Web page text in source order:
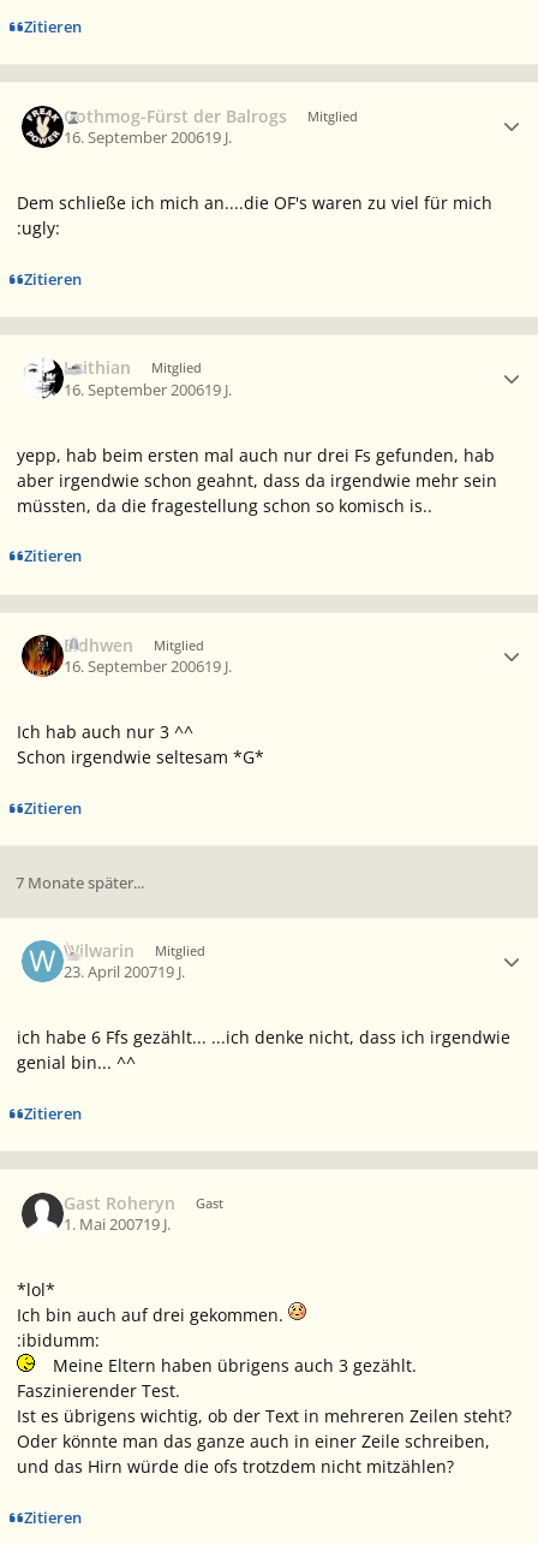
Zitieren
Gothmog-Fürst der Balrogs Mitglied
16. September 200619 J.
Dem schließe ich mich an....die OF's waren zu viel für mich
:ugly:
Zitieren
Leithian Mitglied
16. September 200619 J.
yepp, hab beim ersten mal auch nur drei Fs gefunden, hab
aber irgendwie schon geahnt, dass da irgendwie mehr sein
müssten, da die fragestellung schon so komisch is..
Zitieren
Eldhwen Mitglied
16. September 200619 J.
Ich hab auch nur 3 ^^
Schon irgendwie seltesam *G*
Zitieren
7 Monate später...
Wilwarin Mitglied
23. April 200719 J.
ich habe 6 Ffs gezählt... ...ich denke nicht, dass ich irgendwie
genial bin... ^^
Zitieren
Gast Roheryn Gast
1. Mai 200719 J.
*lol*
Ich bin auch auf drei gekommen.
:ibidumm:
Meine Eltern haben übrigens auch 3 gezählt.
Faszinierender Test.
Ist es übrigens wichtig, ob der Text in mehreren Zeilen steht?
Oder könnte man das ganze auch in einer Zeile schreiben,
und das Hirn würde die ofs trotzdem nicht mitzählen?
Zitieren